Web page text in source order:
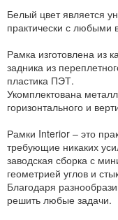
Белый цвет является
практически с любыми
Рамка изготовлена из
задника из
пластика ПЭТ.
Укомплектована
горизонтального и
Рамки Interior – это
требующие никаких
заводская сборка с
геометрией углов и
Благодаря
решить любые задачи.